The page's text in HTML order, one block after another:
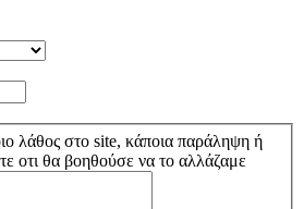
λάθος στο site, κάποια παράληψη ή
οτι θα βοηθούσε να το αλλάζαμε